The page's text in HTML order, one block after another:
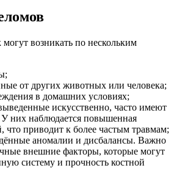
возникать по нескольким
от других животных или человека;
в домашних условиях;
искусственно, часто имеют
У них наблюдается повышенная
что приводит к более частым травмам;
аномалии и дисбалансы. Важно
внешние факторы, которые могут
систему и прочность костной